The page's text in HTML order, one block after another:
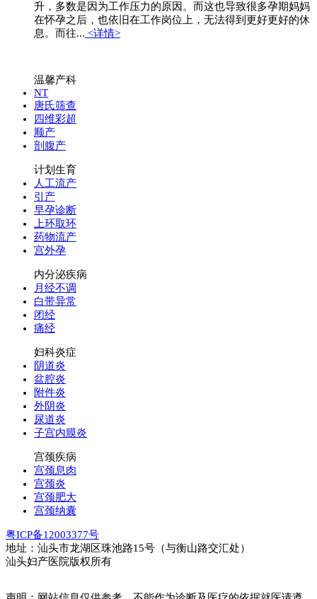
升，多数是因为工作压力的原因。而这也导致很多孕期妈妈
在怀孕之后，也依旧在工作岗位上，无法得到更好更好的休
息。而往... <详情>
温馨产科
NT
唐氏筛查
四维彩超
顺产
剖腹产
计划生育
人工流产
引产
早孕诊断
上环取环
药物流产
宫外孕
内分泌疾病
月经不调
白带异常
闭经
痛经
妇科炎症
阴道炎
盆腔炎
附件炎
外阴炎
尿道炎
子宫内膜炎
宫颈疾病
宫颈息肉
宫颈炎
宫颈肥大
宫颈纳囊
粤ICP备12003377号
地址：汕头市龙湖区珠池路15号（与衡山路交汇处）
汕头妇产医院版权所有